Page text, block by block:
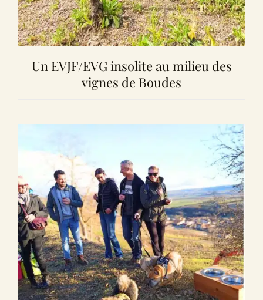
Un EVJF/EVG insolite au milieu des
vignes de Boudes